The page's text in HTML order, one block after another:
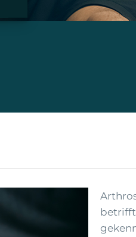
betrifft